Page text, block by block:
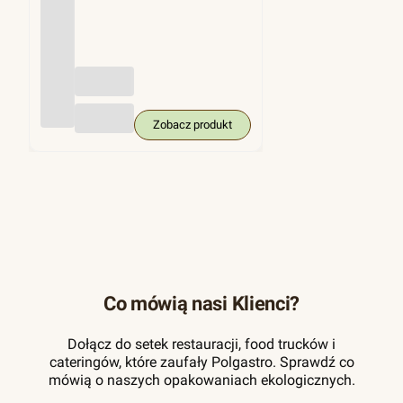
Zobacz produkt
Co mówią nasi Klienci?
Dołącz do setek restauracji, food trucków i
cateringów, które zaufały Polgastro. Sprawdź co
mówią o naszych opakowaniach ekologicznych.